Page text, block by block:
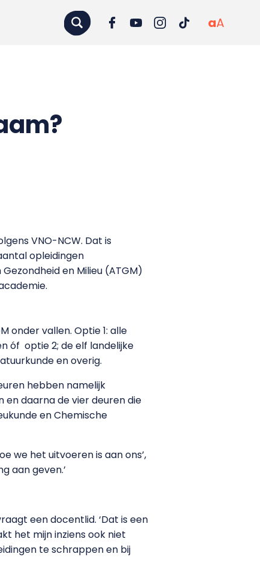
aA
VNO-NCW. Dat is
opleidingen
en Milieu (ATGM)
onder vallen. Optie 1: alle
óf optie 2; de elf landelijke
en overig.
hebben namelijk
en daarna de vier deuren die
en Chemische
we het uitvoeren is aan ons’,
aan geven.’
een docentlid. ‘Dat is een
het mijn inziens ook niet
te schrappen en bij